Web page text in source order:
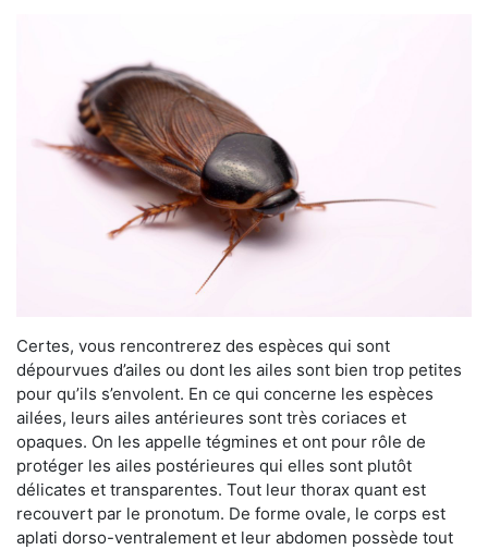
Certes, vous rencontrerez des espèces qui sont
dépourvues d’ailes ou dont les ailes sont bien trop petites
pour qu’ils s’envolent. En ce qui concerne les espèces
ailées, leurs ailes antérieures sont très coriaces et
opaques. On les appelle tégmines et ont pour rôle de
protéger les ailes postérieures qui elles sont plutôt
délicates et transparentes. Tout leur thorax quant est
recouvert par le pronotum. De forme ovale, le corps est
aplati dorso-ventralement et leur abdomen possède tout